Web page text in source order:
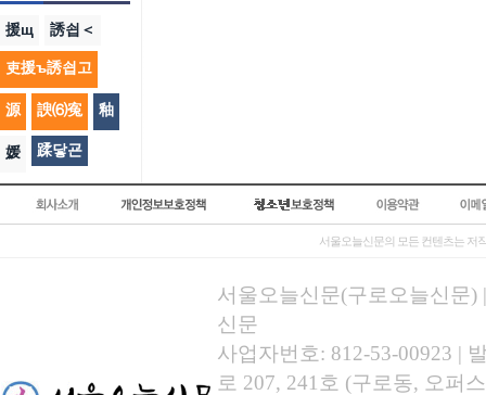
援щ 誘쇱＜
吏援ъ誘쇱고
源 諛⑹寃 釉
媛 蹂닿굔
서울오늘신문의 모든 컨텐츠는 저
서울오늘신문(구로오늘신문)
신문
사업자번호: 812-53-00923 |
로 207, 241호 (구로동, 오퍼